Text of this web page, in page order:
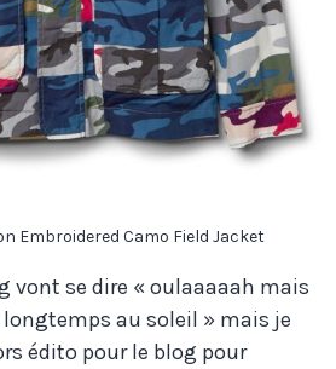
Embroidered Camo Field Jacket
vont se dire « oulaaaaah mais
au soleil » mais je
édito pour le blog pour